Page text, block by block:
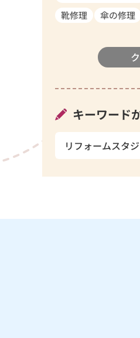
靴修理
傘の修理
キーワード